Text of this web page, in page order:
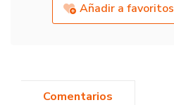
Añadir a favoritos
Comentarios